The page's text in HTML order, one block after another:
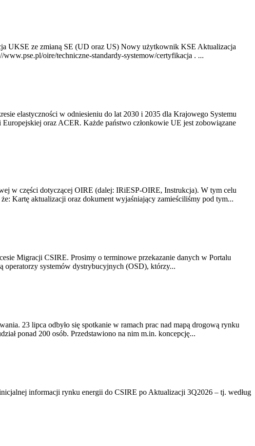
UKSE ze zmianą SE (UD oraz US) Nowy użytkownik KSE Aktualizacja
oire/techniczne-standardy-systemow/certyfikacja . ...
elastyczności w odniesieniu do lat 2030 i 2035 dla Krajowego Systemu
oraz ACER. Każde państwo członkowie UE jest zobowiązane
w części dotyczącej OIRE (dalej: IRiESP-OIRE, Instrukcja). W tym celu
Kartę aktualizacji oraz dokument wyjaśniający zamieściliśmy pod tym...
Migracji CSIRE. Prosimy o terminowe przekazanie danych w Portalu
operatorzy systemów dystrybucyjnych (OSD), którzy...
23 lipca odbyło się spotkanie w ramach prac nad mapą drogową rynku
ponad 200 osób. Przedstawiono na nim m.in. koncepcję...
informacji rynku energii do CSIRE po Aktualizacji 3Q2026 – tj. według